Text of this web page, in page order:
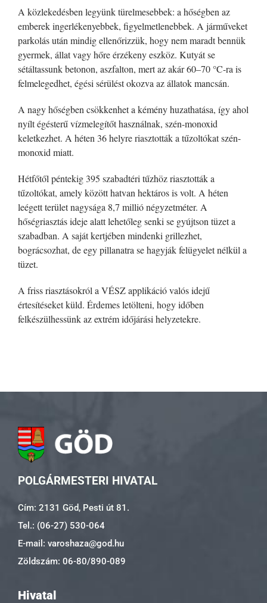
A közlekedésben legyünk türelmesebbek: a hőségben az
emberek ingerlékenyebbek, figyelmetlenebbek. A járműveket
parkolás után mindig ellenőrizzük, hogy nem maradt bennük
gyermek, állat vagy hőre érzékeny eszköz. Kutyát se
sétáltassunk betonon, aszfalton, mert az akár 60–70 °C-ra is
felmelegedhet, égési sérülést okozva az állatok mancsán.
A nagy hőségben csökkenhet a kémény huzathatása, így ahol
nyílt égésterű vízmelegítőt használnak, szén-monoxid
keletkezhet. A héten 36 helyre riasztották a tűzoltókat szén-
monoxid miatt.
Hétfőtől péntekig 395 szabadtéri tűzhöz riasztották a
tűzoltókat, amely között hatvan hektáros is volt. A héten
leégett terület nagysága 8,7 millió négyzetméter. A
hőségriasztás ideje alatt lehetőleg senki se gyújtson tüzet a
szabadban. A saját kertjében mindenki grillezhet,
bográcsozhat, de egy pillanatra se hagyják felügyelet nélkül a
tüzet.
A friss riasztásokról a VÉSZ applikáció valós idejű
értesítéseket küld. Érdemes letölteni, hogy időben
felkészülhessünk az extrém időjárási helyzetekre.
POLGÁRMESTERI HIVATAL
Cím: 2131 Göd, Pesti út 81.
Tel.: (06-27) 530-064
E-mail: varoshaza@god.hu
Zöldszám: 06-80/890-089
Hivatal